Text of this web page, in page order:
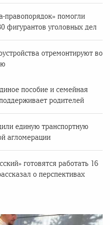
правопорядок» помогли
фигурантов уголовных дел
отремонтируют во
пособие и семейная
родителей
единую транспортную
агломерации
готовятся работать 16
о перспективах